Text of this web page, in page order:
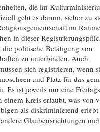
die im
geht es darum, sicher zu
im
in dieser
die politische Betätigung von
zu unterbinden. Auch
sich registrieren, wenn
und Platz für das
Es ist jeweils nur eine
einem Kreis erlaubt, was von
als diskriminierend
Glaubensrichtungen